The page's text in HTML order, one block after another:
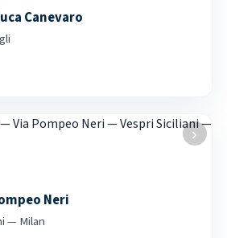
Canevaro
›
Neri
— Milan